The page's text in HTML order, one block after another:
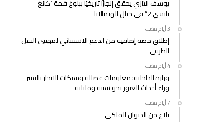
مغلقةيوسف التازي يحقق إنجازًا تاريخيًا ببلوغ قمة “كانغ
ياتسي 2” في جبال الهيمالايا
إطلاق حصة إضافية من الدعم الاستثنائي لمهنيي النقل
الطرقي
‫‫‫‏‫4 أيام مضت‬
وزارة الداخلية: معلومات مضللة وشبكات الاتجار بالبشر
وراء أحداث العبور نحو سبتة ومليلية
بلاغ من الديوان الملكي